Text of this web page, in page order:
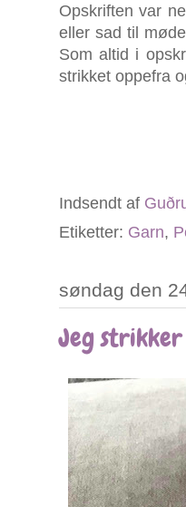
Opskriften var
eller sad til
Som altid i
strikket oppefra
Indsendt af
Etiketter: Garn,
søndag den
Jeg strikker